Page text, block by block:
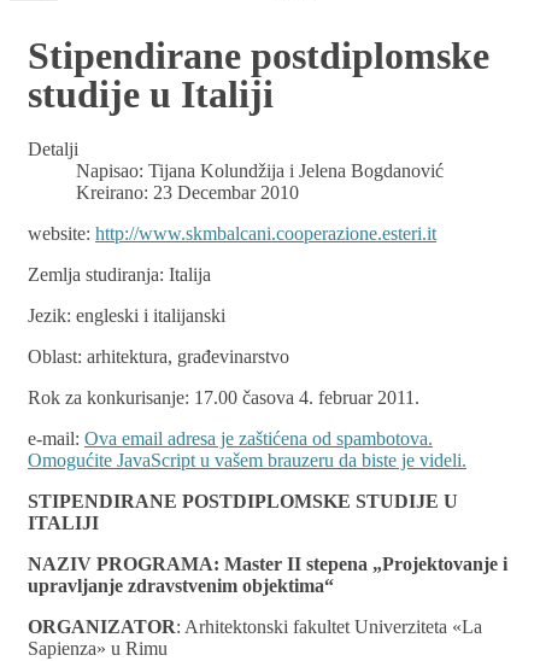
Stipendirane postdiplomske
studije u Italiji
Detalji
Napisao: Tijana Kolundžija i Jelena Bogdanović
Kreirano: 23 Decembar 2010
website: http://www.skmbalcani.cooperazione.esteri.it
Zemlja studiranja: Italija
Jezik: engleski i italijanski
Oblast: arhitektura, građevinarstvo
Rok za konkurisanje: 17.00 časova 4. februar 2011.
e-mail: Ova email adresa je zaštićena od spambotova.
Omogućite JavaScript u vašem brauzeru da biste je videli.
STIPENDIRANE POSTDIPLOMSKE STUDIJE U
ITALIJI
NAZIV PROGRAMA: Master II stepena „Projektovanje i
upravljanje zdravstvenim objektima“
ORGANIZATOR: Arhitektonski fakultet Univerziteta «La
Sapienza» u Rimu